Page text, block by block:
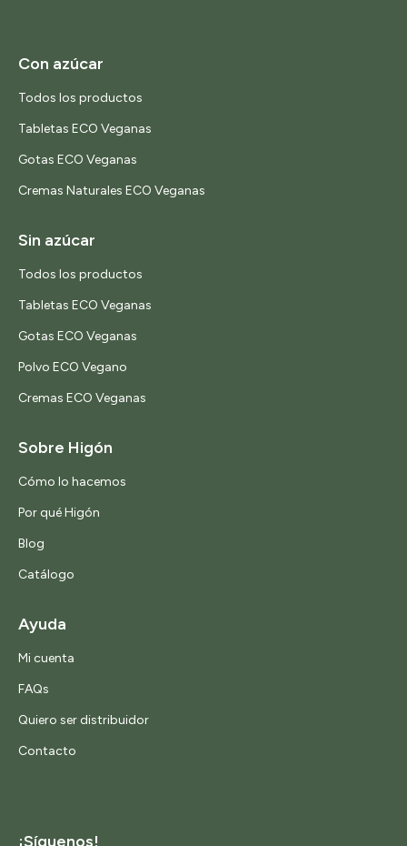
Con azúcar
Todos los productos
Tabletas ECO Veganas
Gotas ECO Veganas
Cremas Naturales ECO Veganas
Sin azúcar
Todos los productos
Tabletas ECO Veganas
Gotas ECO Veganas
Polvo ECO Vegano
Cremas ECO Veganas
Sobre Higón
Cómo lo hacemos
Por qué Higón
Blog
Catálogo
Ayuda
Mi cuenta
FAQs
Quiero ser distribuidor
Contacto
¡Síguenos!